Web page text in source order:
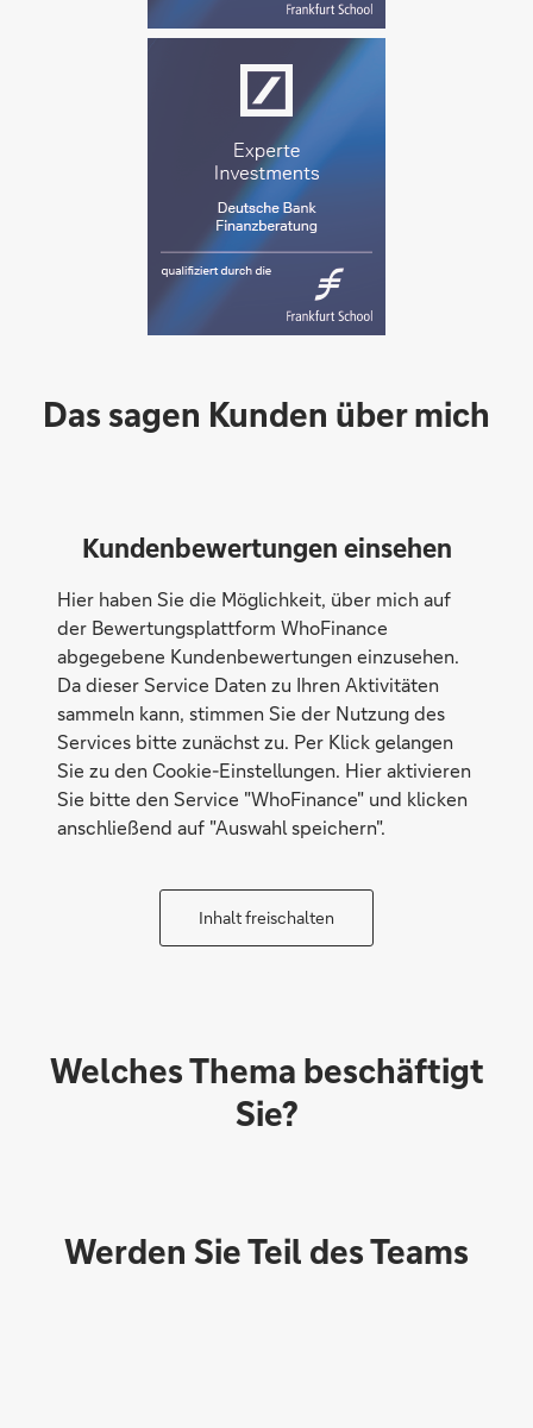
Das sagen Kunden über mich
Kundenbewertungen einsehen
Hier haben Sie die Möglichkeit, über mich auf
der Bewertungsplattform WhoFinance
abgegebene Kundenbewertungen einzusehen.
Da dieser Service Daten zu Ihren Aktivitäten
sammeln kann, stimmen Sie der Nutzung des
Services bitte zunächst zu. Per Klick gelangen
Sie zu den Cookie-Einstellungen. Hier aktivieren
Sie bitte den Service "WhoFinance" und klicken
anschließend auf "Auswahl speichern".
Inhalt freischalten
Welches Thema beschäftigt
Sie?
Werden Sie Teil des Teams